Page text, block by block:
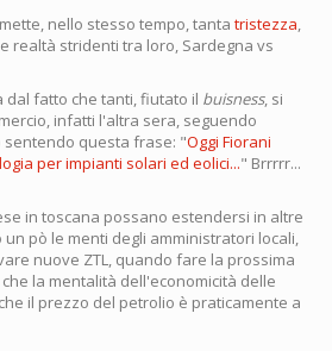
nello stesso tempo, tanta tristezza
realtà stridenti tra loro, Sardegna vs
dal fatto che tanti, fiutato il buisness, si
infatti l'altra sera, seguendo
questa frase: "Oggi Fiorani
per impianti solari ed eolici..." Brrrrr...
in toscana possano estendersi in altre
pò le menti degli amministratori locali,
nuove ZTL, quando fare la prossima
la mentalità dell'economicità delle
il prezzo del petrolio è praticamente a